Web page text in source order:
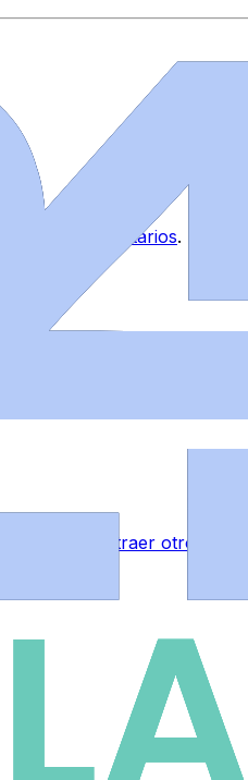
de comentarios.
para sustraer otro en La